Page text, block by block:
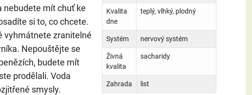
Kvalita
dne
teplý, vlhký, plodný
Systém nervový systém
Živná
kvalita
sacharidy
Zahrada list
nebudete mít chuť ke
si to, co chcete.
vyhmátnete zranitelné
Nepouštějte se
budete mít
prodělali. Voda
smysly.